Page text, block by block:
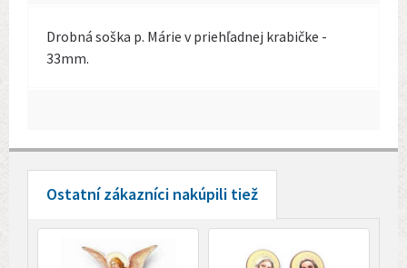
Drobná soška p. Márie v priehľadnej krabičke -
33mm.
Ostatní zákazníci nakúpili tiež